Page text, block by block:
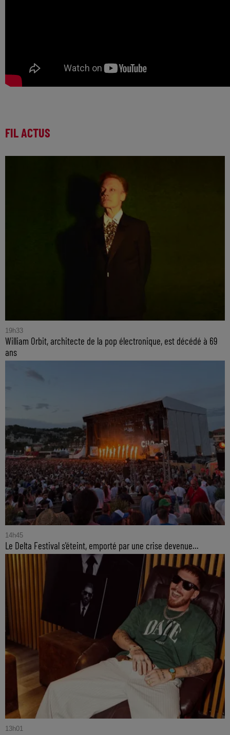
FIL ACTUS
19h33
William Orbit, architecte de la pop électronique, est décédé à 69
ans
14h45
Le Delta Festival s'éteint, emporté par une crise devenue...
13h01